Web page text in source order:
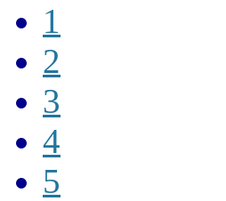
1
2
3
4
5